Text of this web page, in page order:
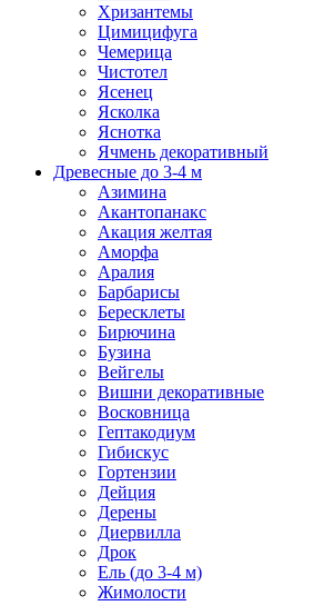
Хризантемы
Цимицифуга
Чемерица
Чистотел
Ясенец
Ясколка
Яснотка
Ячмень декоративный
Древесные до 3-4 м
Азимина
Акантопанакс
Акация желтая
Аморфа
Аралия
Барбарисы
Бересклеты
Бирючина
Бузина
Вейгелы
Вишни декоративные
Восковница
Гептакодиум
Гибискус
Гортензии
Дейция
Дерены
Диервилла
Дрок
Ель (до 3-4 м)
Жимолости